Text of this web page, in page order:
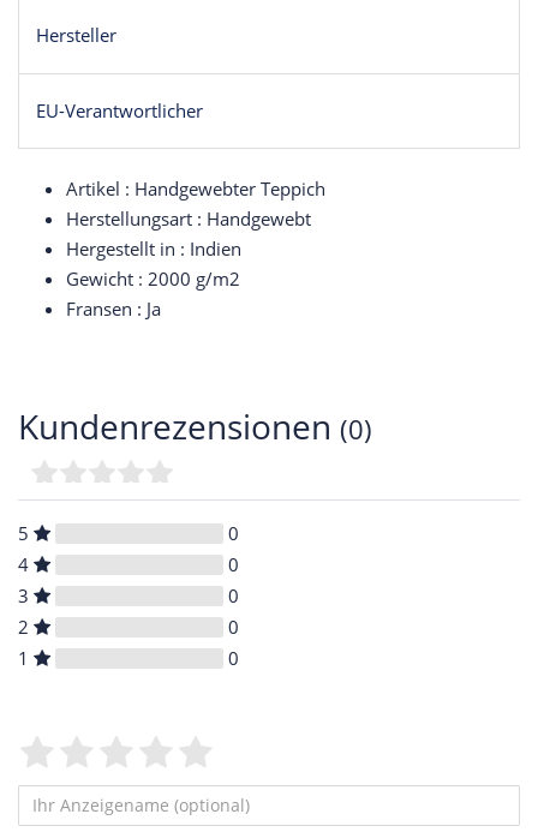
Hersteller
EU-Verantwortlicher
Artikel : Handgewebter Teppich
Herstellungsart : Handgewebt
Hergestellt in : Indien
Gewicht : 2000 g/m2
Fransen : Ja
Kundenrezensionen (0)
5
0
4
0
3
0
2
0
1
0
Bewertungssterne
von
4
von
3
von
2
von
1
von